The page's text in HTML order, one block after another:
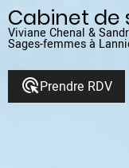
Aller
au
contenu
principal
Cabinet
Viviane Chenal &
Sages-femmes à
ads_clickPrendre RDV